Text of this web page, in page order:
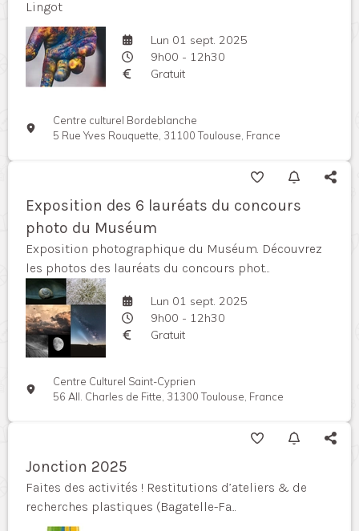
Lingot
Lun 01 sept. 2025
9h00 - 12h30
Gratuit
Centre culturel Bordeblanche
5 Rue Yves Rouquette, 31100 Toulouse, France
Exposition des 6 lauréats du concours
photo du Muséum
Exposition photographique du Muséum. Découvrez
les photos des lauréats du concours phot...
Lun 01 sept. 2025
9h00 - 12h30
Gratuit
Centre Culturel Saint-Cyprien
56 All. Charles de Fitte, 31300 Toulouse, France
Jonction 2025
Faites des activités ! Restitutions d’ateliers & de
recherches plastiques (Bagatelle-Fa...